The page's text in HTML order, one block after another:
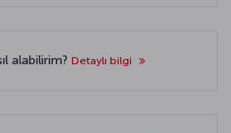
alabilirim? Detaylı bilgi